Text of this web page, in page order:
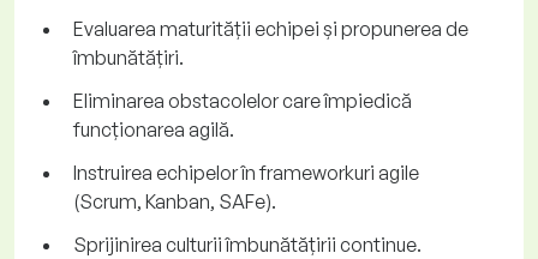
Evaluarea maturității echipei și propunerea de
îmbunătățiri.
Eliminarea obstacolelor care împiedică
funcționarea agilă.
Instruirea echipelor în frameworkuri agile
(Scrum, Kanban, SAFe).
Sprijinirea culturii îmbunătățirii continue.